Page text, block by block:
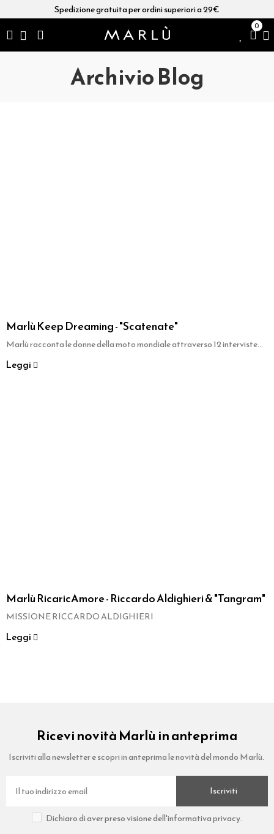
Spedizione gratuita per ordini superiori a 29€
0
Archivio Blog
Marlù Keep Dreaming - "Scatenate"
Marlù racconta le donne della moto mondiale attraverso 12 interviste...
Leggi
Marlù RicaricAmore - Riccardo Aldighieri & "Tangram"
MISSIONE RICCARDO ALDIGHIERI
Leggi
Ricevi novità Marlù in anteprima
Iscriviti alla newsletter e scopri in anteprima le novità del mondo Marlù.
Iscriviti
Dichiaro di aver preso visione dell'informativa privacy.